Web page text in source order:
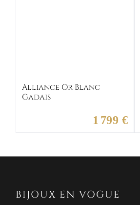
Alliance Or Blanc
Gadais
1 799 €
BIJOUX EN VOGUE